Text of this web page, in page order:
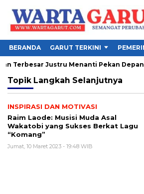
BERANDA GARUT TERKINI
Terbesar Justru Menanti Pekan Depan
Topik Langkah Selanjutnya
INSPIRASI DAN MOTIVASI
Raim Laode: Musisi Muda Asal
Wakatobi yang Sukses Berkat Lagu
“Komang”
Jumat, 10 Maret 2023 - 19:48 WIB